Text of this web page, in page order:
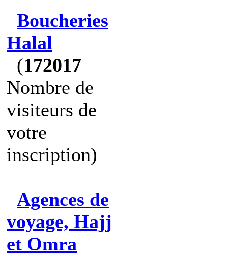
Boucheries
Halal
(172017
Nombre de
visiteurs de
votre
inscription)
Agences de
voyage, Hajj
et Omra